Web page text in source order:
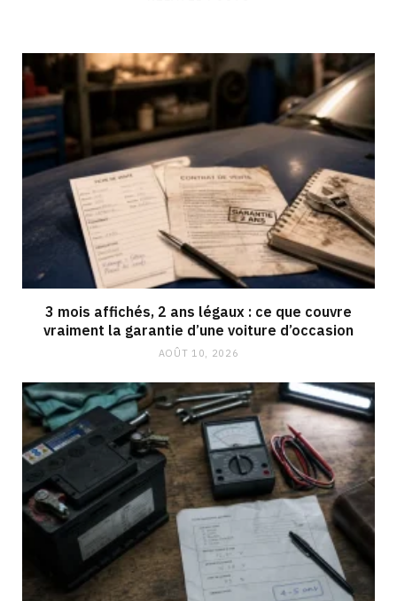
3 mois affichés, 2 ans légaux : ce que couvre
vraiment la garantie d’une voiture d’occasion
AOÛT 10, 2026